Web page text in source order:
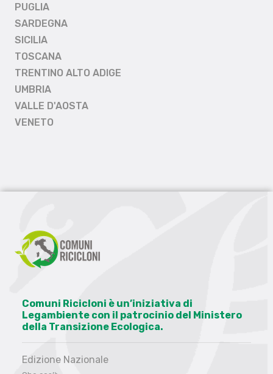
PUGLIA
SARDEGNA
SICILIA
TOSCANA
TRENTINO ALTO ADIGE
UMBRIA
VALLE D'AOSTA
VENETO
Comuni Ricicloni è un’iniziativa di
Legambiente con il patrocinio del Ministero
della Transizione Ecologica.
Edizione Nazionale